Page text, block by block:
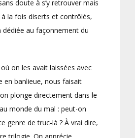
doute à s’y retrouver mais
la fois diserts et contrôlés,
au façonnement du
on les avait laissées avec
en banlieue, nous faisait
plonge directement dans le
monde du mal : peut-on
genre de truc-là ? À vrai dire,